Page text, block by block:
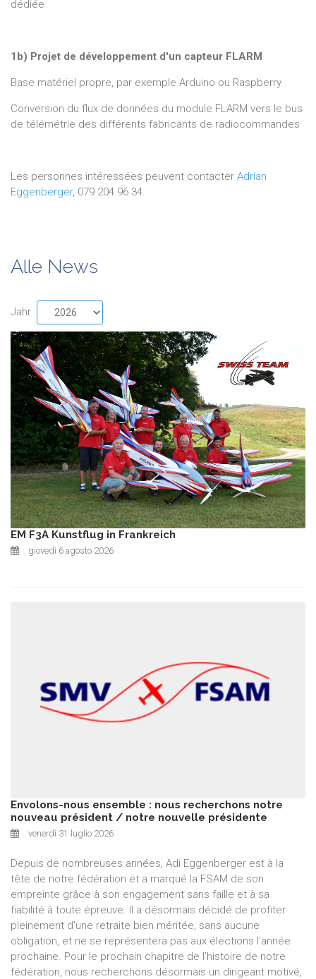
dédiée
1b) Projet de développement d'un capteur FLARM
Base matériel propre, par exemple Arduino ou Raspberry
Conversion du flux de données du module FLARM vers le bus
de télémétrie des différents fabricants de radiocommandes
Les personnes intéressées peuvent contacter Adrian
Eggenberger, 079 204 96 34.
Alle News
Jahr
EM F3A Kunstflug in Frankreich
giovedì 6 agosto 2026
Envolons-nous ensemble : nous recherchons notre
nouveau président / notre nouvelle présidente
venerdì 31 luglio 2026
Depuis de nombreuses années, Adi Eggenberger est à la
tête de notre fédération et a marqué la FSAM de son
empreinte grâce à son engagement sans faille et à sa
fiabilité à toute épreuve. Il a désormais décidé de profiter
pleinement d'une retraite bien méritée, sans aucune
obligation, et ne se représentera pas aux élections l'année
prochaine. Pour le prochain chapitre de l’histoire de notre
fédération, nous recherchons désormais un dirigeant motivé,